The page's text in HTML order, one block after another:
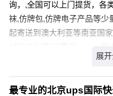
询，,全国可以上门提货，各
袜,仿牌包,仿牌电子产品等少
起寄送到澳大利亚等南亚国
物品国际快递到加拿大/美国/
价格优惠.我们主要代理DHL
EMS五大国际快递业务，价
最专业的北京ups国际快